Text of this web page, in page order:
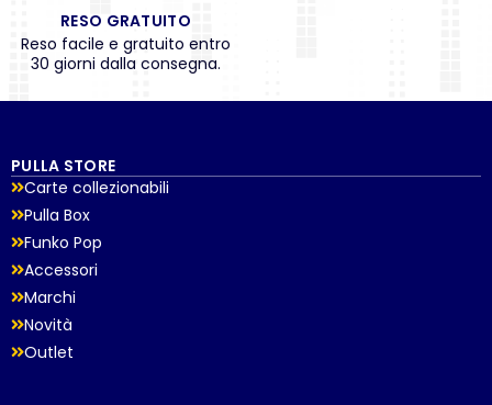
RESO GRATUITO
Reso facile e gratuito entro
30 giorni dalla consegna.
PULLA STORE
Carte collezionabili
Pulla Box
Funko Pop
Accessori
Marchi
Novità
Outlet